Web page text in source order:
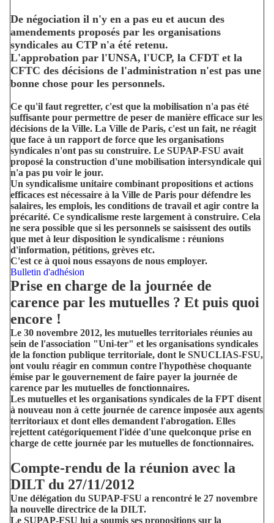
De négociation il n'y en a pas eu et aucun des
amendements proposés par les organisations
syndicales au CTP n'a été retenu.
L'approbation par l'UNSA, l'UCP, la CFDT et la
CFTC des décisions de l'administration n'est pas une
bonne chose pour les personnels.
Ce qu'il faut regretter, c'est que la mobilisation n'a pas été
suffisante pour permettre de peser de manière efficace sur les
décisions de la Ville. La Ville de Paris, c'est un fait, ne réagit
que face à un rapport de force que les organisations
syndicales n'ont pas su construire. Le SUPAP-FSU avait
proposé la construction d'une mobilisation intersyndicale qui
n'a pas pu voir le jour.
Un syndicalisme unitaire combinant propositions et actions
efficaces est nécessaire à la Ville de Paris pour défendre les
salaires, les emplois, les conditions de travail et agir contre la
précarité. Ce syndicalisme reste largement à construire. Cela
ne sera possible que si les personnels se saisissent des outils
que met à leur disposition le syndicalisme : réunions
d'information, pétitions, grèves etc.
C'est ce à quoi nous essayons de nous employer.
Bulletin d'adhésion
Prise en charge de la journée de
carence par les mutuelles ? Et puis quoi
encore !
Le 30 novembre 2012, les mutuelles territoriales réunies au
sein de l'association "Uni-ter" et les organisations syndicales
de la fonction publique territoriale, dont le SNUCLIAS-FSU,
ont voulu réagir en commun contre l'hypothèse choquante
émise par le gouvernement de faire payer la journée de
carence par les mutuelles de fonctionnaires.
Les mutuelles et les organisations syndicales de la FPT disent
à nouveau non à cette journée de carence imposée aux agents
territoriaux et dont elles demandent l'abrogation. Elles
rejettent catégoriquement l'idée d'une quelconque prise en
charge de cette journée par les mutuelles de fonctionnaires.
Compte-rendu de la réunion avec la
DILT du 27/11/2012
Une délégation du SUPAP-FSU a rencontré le 27 novembre
la nouvelle directrice de la DILT.
Le SUPAP-FSU lui a soumis ses propositions sur la